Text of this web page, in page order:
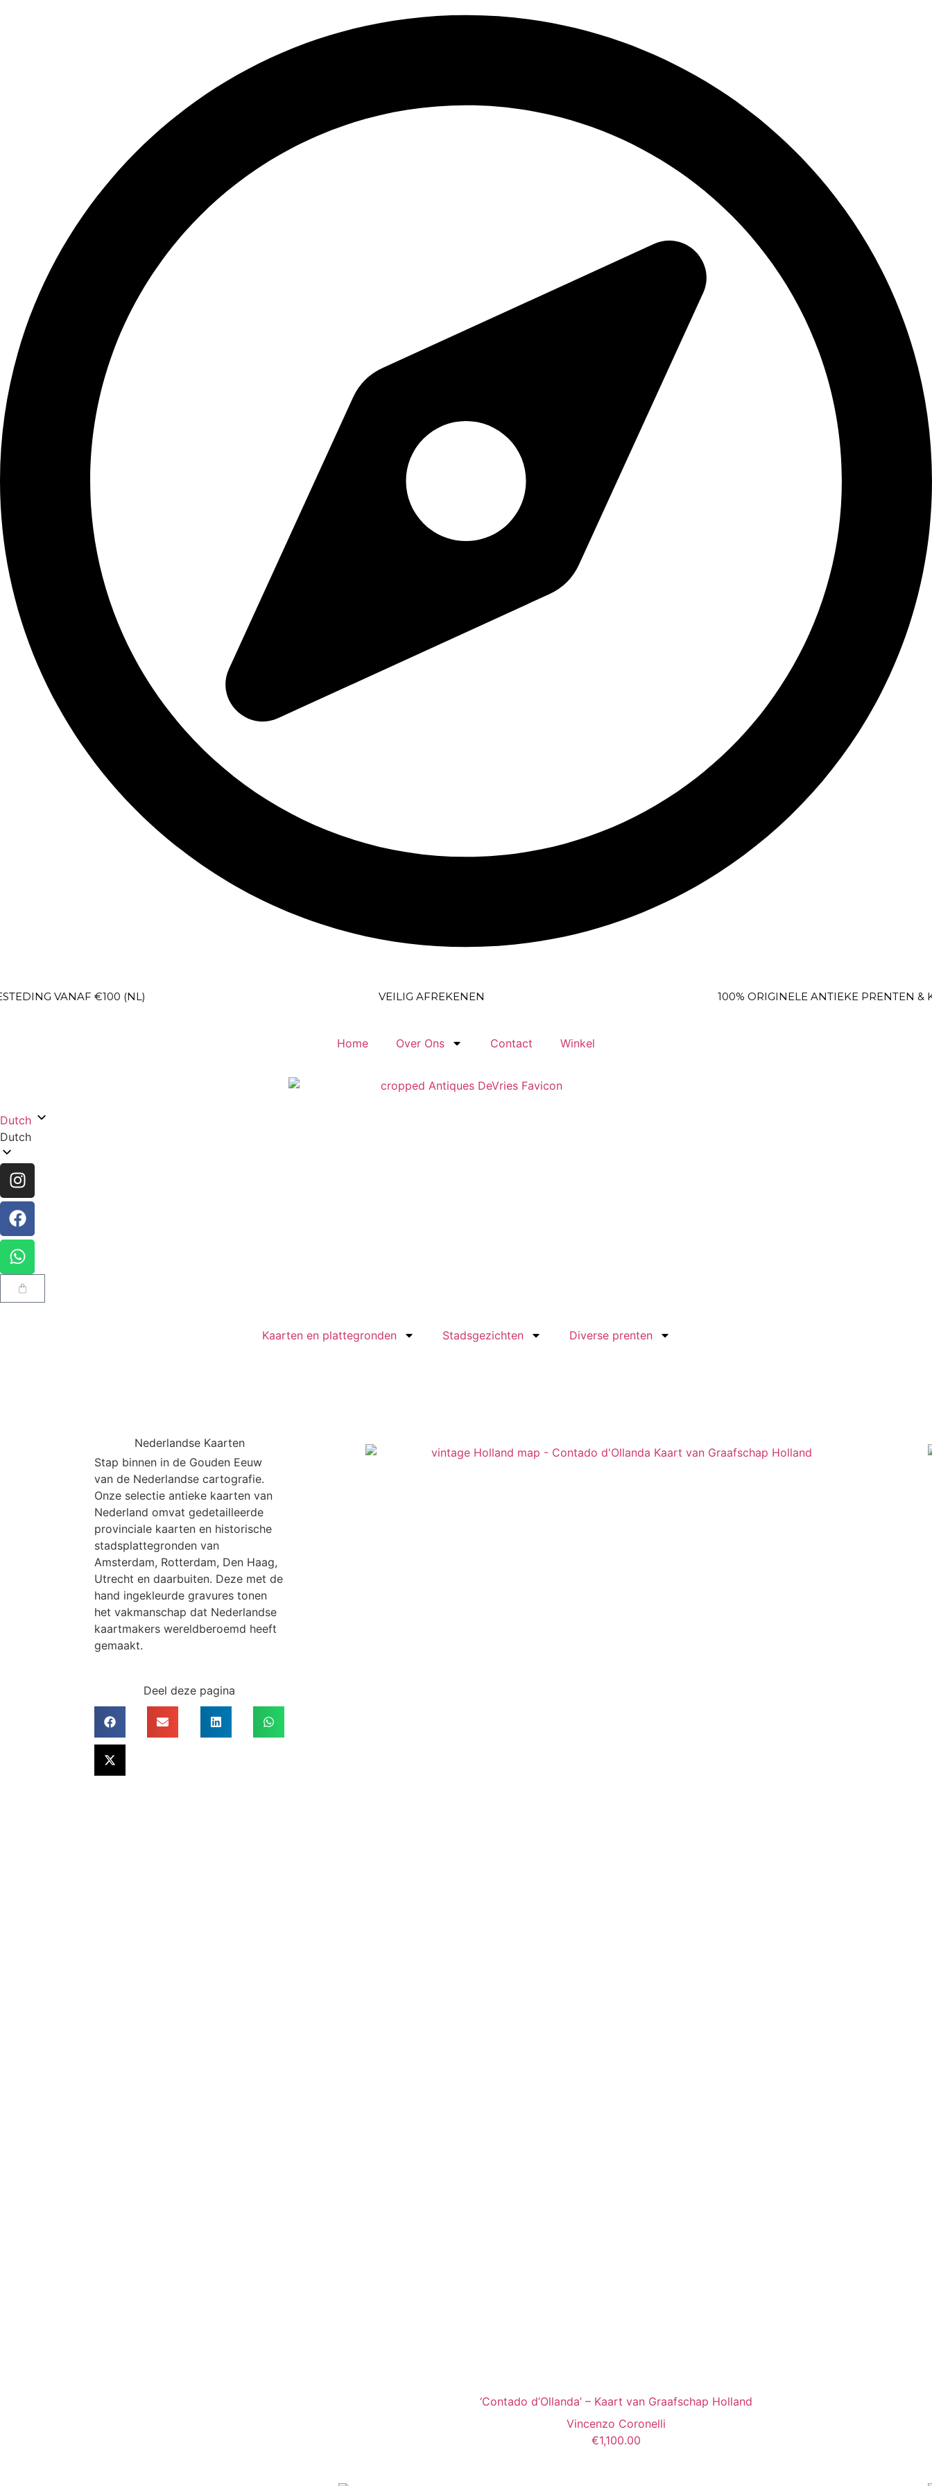
€100 (NL) VEILIG AFREKENEN 100% ORIGINELE ANTIEKE PRENTEN & KAARTEN
Home Over Ons Contact Winkel
Dutch
Dutch
Kaarten en plattegronden Stadsgezichten Diverse prenten
Nederlandse Kaarten
Stap binnen in de Gouden Eeuw
van de Nederlandse cartografie.
Onze selectie antieke kaarten van
Nederland omvat gedetailleerde
provinciale kaarten en historische
stadsplattegronden van
Amsterdam, Rotterdam, Den Haag,
Utrecht en daarbuiten. Deze met de
hand ingekleurde gravures tonen
het vakmanschap dat Nederlandse
kaartmakers wereldberoemd heeft
gemaakt.
Deel deze pagina
‘Contado d’Ollanda’ – Kaart van Graafschap Holland
Vincenzo Coronelli
€1,100.00